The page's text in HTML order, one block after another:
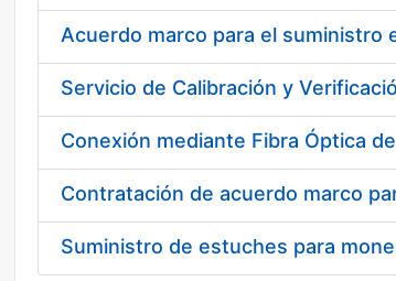
Erakutsi/Ezkutatu
Acuerdo marco para el
Suministro de estuches para